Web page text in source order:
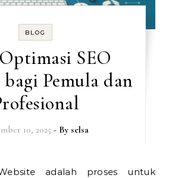
BLOG
SEO
Pemula dan
10, 2025 - By selsa